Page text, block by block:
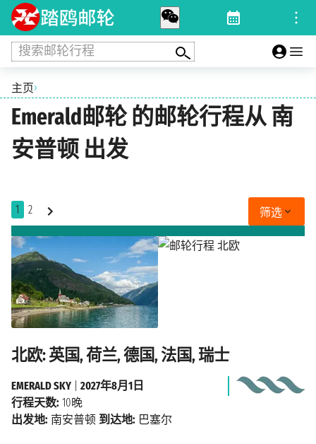
搜索邮轮行程
主页›
Emerald邮轮 的邮轮行程从 南
安普顿 出发
1 2 筛选
北欧: 英国, 荷兰, 德国, 法国, 瑞士
EMERALD SKY
2027年8月1日
行程天数: 10晚
出发地: 南安普顿 到达地: 巴塞尔